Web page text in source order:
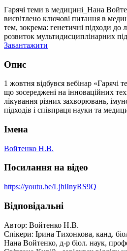
Гарячі теми в медицині_Нана
висвітлено ключові питання в
тем, зокрема: генетичні підходи до
розвиток мультидисциплінарних
Завантажити
Опис
1 жовтня відбувся вебінар
що зосереджені на інноваційних
лікування різних захворювань,
підходів і співпраця науки та
Імена
Войтенко Н.В.
Посилання на відео
https://youtu.be/LjhiInyRS9Q
Відповідальні
Автор: Войтенко Н.В.
Спікери: Ірина Тихонкова, канд.
Нана Войтенко, д-р біол. наук,